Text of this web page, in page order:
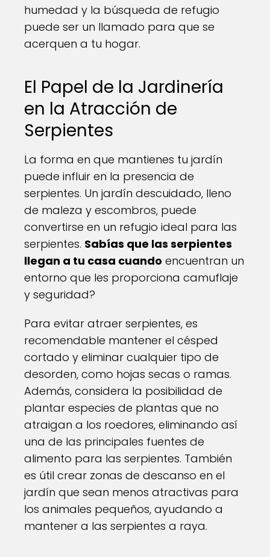
humedad y la búsqueda de refugio
puede ser un llamado para que se
acerquen a tu hogar.
El Papel de la Jardinería
en la Atracción de
Serpientes
La forma en que mantienes tu jardín
puede influir en la presencia de
serpientes. Un jardín descuidado, lleno
de maleza y escombros, puede
convertirse en un refugio ideal para las
serpientes. Sabías que las serpientes
llegan a tu casa cuando encuentran un
entorno que les proporciona camuflaje
y seguridad?
Para evitar atraer serpientes, es
recomendable mantener el césped
cortado y eliminar cualquier tipo de
desorden, como hojas secas o ramas.
Además, considera la posibilidad de
plantar especies de plantas que no
atraigan a los roedores, eliminando así
una de las principales fuentes de
alimento para las serpientes. También
es útil crear zonas de descanso en el
jardín que sean menos atractivas para
los animales pequeños, ayudando a
mantener a las serpientes a raya.